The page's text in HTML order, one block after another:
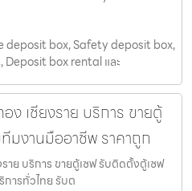
deposit box, Safety deposit box,
box rental และ
ง เชียงราย บริการ ขายตู้
มงานมืออาชีพ ราคาถูก
าย บริการ ขายตู้เซฟ รับติดตั้งตู้เซฟ
ารทั่วไทย รับต